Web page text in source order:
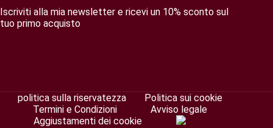
Iscriviti alla mia newsletter e ricevi un 10% sconto sul
tuo primo acquisto
politica sulla riservatezza
Politica sui cookie
Termini e Condizioni
Avviso legale
Aggiustamenti dei cookie